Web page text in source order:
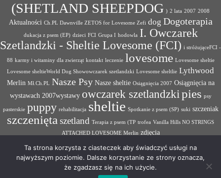
(SHETLAND SHEEPDOG ) 2 lata 2007 2008
Aktualności Ch.PL Dawnville ZETOS for Lovesome Zefi dog Dogoterapia
dukacja z psem (EP) dzieci FCI Grupa I hodowla I. Owczarek
Szetlandzki - Sheltie Lovesome (FCI) i stróżująceFCI -
88 karmy i witaminy dla zwierząt kontakt leczenie lovesome Lovesome sheltie
Lovesome sheltieWorld Dog Showowczarek szetlandzki Lovesome sheltlie Lythwood
Merlin Mł.Ch.PL Nasze Psy Nasze sheltie Osiągnięcia 2007 Osiągnięcia na
wystawach 2007wystawy owczarek szetlandzkipies psy
pasterskie puppy rehabilitacja sheltie Spotkanie z psem (SP) suki szczeniak
szczenięta szetland Terapia z psem (TP trofea Vanilla Hills NO STRINGS
ATTACHED LOVESOME Merlin zdjęcia
Hodowla psów rasowych Lovesome Sheltie
Ta strona korzysta z ciasteczek aby świadczyć usługi na
najwyższym poziomie. Dalsze korzystanie ze strony oznacza,
że zgadzasz się na ich użycie.